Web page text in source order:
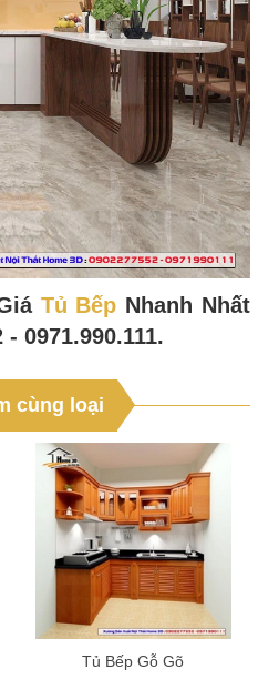
Tủ Bếp Nhanh Nhất
0971.990.111.
cùng loại
Tủ Bếp Gỗ Gõ